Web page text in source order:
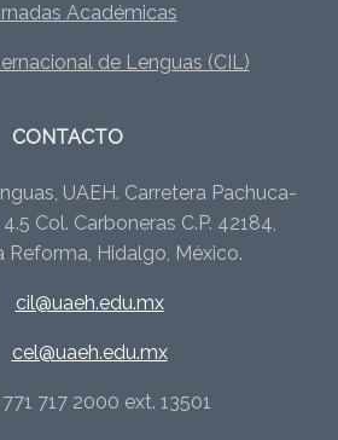
Académicas
de Lenguas (CIL)
CONTACTO
UAEH. Carretera Pachuca-
Col. Carboneras C.P. 42184,
Reforma, Hidalgo, México.
cil@uaeh.edu.mx
cel@uaeh.edu.mx
771 717 2000 ext. 13501